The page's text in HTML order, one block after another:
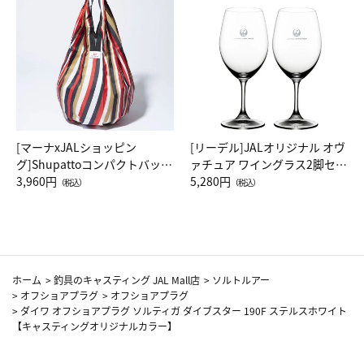
[マーナxJALショッピン
グ]Shupattoコンパクトバッグ
Drop JAL客室乗務員（LC）ス
3,960円 （税込）
[リーデル]JALオリジナル オヴ
ァチュア ワイングラス2脚セッ
ト（レッドワイン）
5,280円 （税込）
ホーム >釣具のキャスティング JAL Mall店 > ソルトルアー
> オフショアプラグ > オフショアプラグ
> ダイワ オフショアプラグ ソルティガ ダイブスター 190F ステルスホワイト
【キャスティングオリジナルカラー】